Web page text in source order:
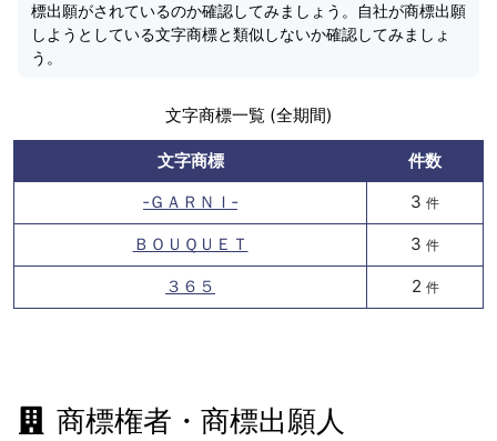
標出願がされているのか確認してみましょう。自社が商標出願
しようとしている文字商標と類似しないか確認してみましょ
う。
文字商標一覧 (全期間)
文字商標
件数
‐ＧＡＲＮＩ‐
3 件
ＢＯＵＱＵＥＴ 3 件
３６５ 2 件
商標権者・商標出願人